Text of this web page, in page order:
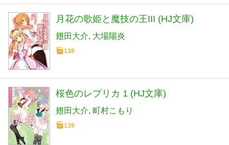
月花の歌姫と魔技の王III (HJ文庫)
翅田大介 大場陽炎
138
桜色のレプリカ 1 (HJ文庫)
翅田大介 町村こもり
139